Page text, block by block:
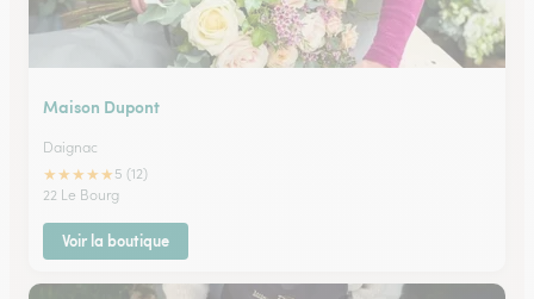
Maison Dupont
Daignac
★★★★★ 5 (12)
22 Le Bourg
Voir la boutique